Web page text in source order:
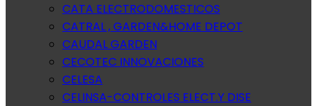
CATA ELECTRODOMESTICOS
CATRAL , GARDEN&HOME DEPOT
CAUDAL GARDEN
CECOTEC INNOVACIONES
CELESA
CELINSA-CONTROLES ELECT.Y DISE